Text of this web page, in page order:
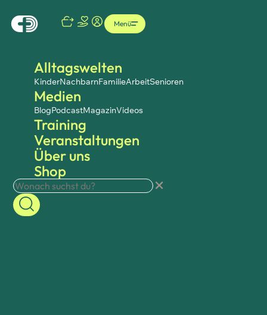
Alltagswelten
KinderNachbarnFamilieArbeitSenioren
Medien
BlogPodcastMagazinVideos
Training
Veranstaltungen
Über uns
Shop
Menü